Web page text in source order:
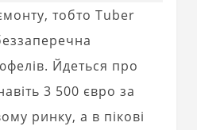
тобто Tuber
Йдеться про
3 500 євро за
ринку, а в пікові